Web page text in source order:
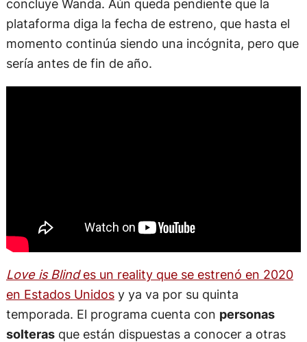
concluye Wanda. Aún queda pendiente que la
plataforma diga la fecha de estreno, que hasta el
momento continúa siendo una incógnita, pero que
sería antes de fin de año.
Love is Blindes un reality que se estrenó en 2020
en Estados Unidosy ya va por su quinta
temporada. El programa cuenta con personas
solterasque están dispuestas a conocer a otras